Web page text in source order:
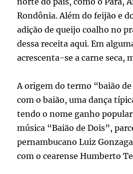
Rondônia. Além do feijão e
adição de queijo coalho no
dessa receita aqui. Em
acrescenta-se a carne seca,
A origem do termo “baião
com o baião, uma dança
tendo o nome ganho
música “Baião de Dois”,
pernambucano Luiz
com o cearense Humberto